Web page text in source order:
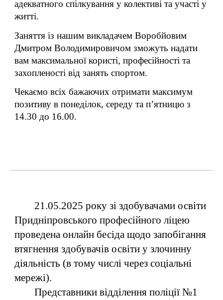
адекватного спілкування у колективі та участі у
житті.
Заняття із нашим викладачем Воробйовим
Дмитром Володимировичом зможуть надати
вам максимальної користі, професійності та
захопленості від занять спортом.
Чекаємо всіх бажаючих отримати максимум
позитиву в понеділок, середу та п’ятницю з
14.30 до 16.00.
21.05.2025 року зі здобувачами освіти
Придніпровського професійного ліцею
проведена онлайн бесіда щодо запобігання
втягнення здобувачів освіти у злочинну
діяльність (в тому числі через соціальні
мережі).
Представники відділення поліції №1